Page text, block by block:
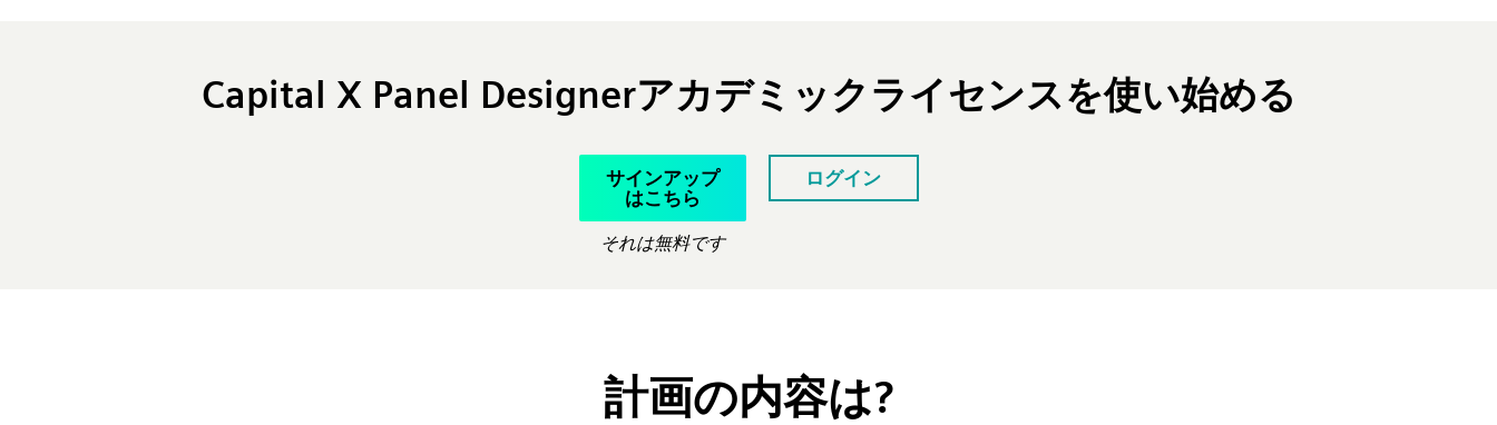
Capital X Panel Designerアカデミックライセンスを使い始める
サインアップ
はこちら
それは無料です
ログイン
計画の内容は?